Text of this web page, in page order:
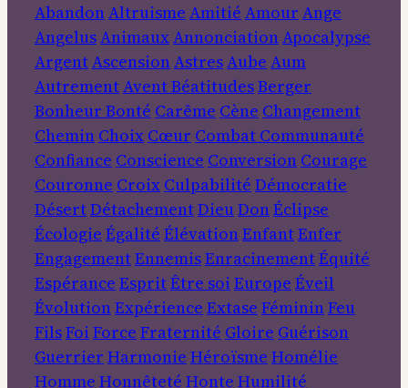
AbandonAltruisme Amitié Amour Ange
AngelusAnimauxAnnonciationApocalypse
ArgentAscensionAstresAube Aum
AutrementAventBéatitudesBerger
Bonheur Bonté Carême Cène Changement
Chemin Choix Cœur Combat Communauté
Confiance Conscience Conversion Courage
Couronne Croix Culpabilité Démocratie
DésertDétachementDieuDonÉclipse
Écologie Égalité ÉlévationEnfantEnfer
EngagementEnnemisEnracinementÉquité
Espérance EspritÊtre soi Europe Éveil
ÉvolutionExpérience Extase FémininFeu
FilsFoi Force Fraternité Gloire Guérison
Guerrier Harmonie Héroïsme Homélie
Homme Honnêteté Honte Humilité